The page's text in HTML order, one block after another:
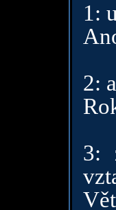
1:
2:
3: